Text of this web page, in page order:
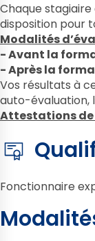
Chaque
disposition pour
Modalités
- Avant la
- Après la
Vos résultats à
auto-évaluation,
Attestations
Fonctionnaire